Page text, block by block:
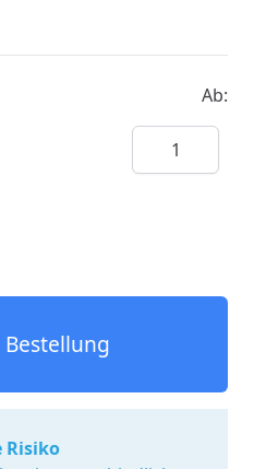
Ab:
Menge
Risiko